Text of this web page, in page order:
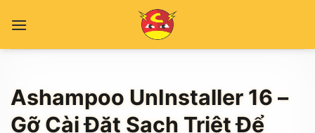
Ashampoo UnInstaller 16 –
Gỡ Cài Đặt Sạch Triệt Để